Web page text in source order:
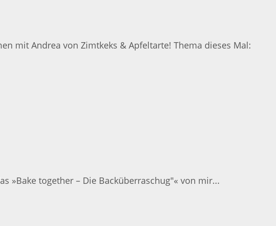
mit Andrea von Zimtkeks & Apfeltarte! Thema dieses Mal:
»Bake together – Die Backüberraschug"« von mir...